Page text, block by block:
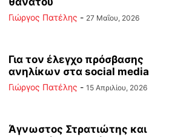
Γιώργος Πατέλης - 27 Μαΐου, 2026
Για τον έλεγχο πρόσβασης
ανηλίκων στα social media
Γιώργος Πατέλης - 15 Απριλίου, 2026
Άγνωστος Στρατιώτης και